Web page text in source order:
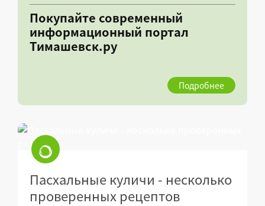
Покупайте современный
информационный портал
Тимашевск.ру
Подробнее
Пасхальные куличи - несколько
проверенных рецептов